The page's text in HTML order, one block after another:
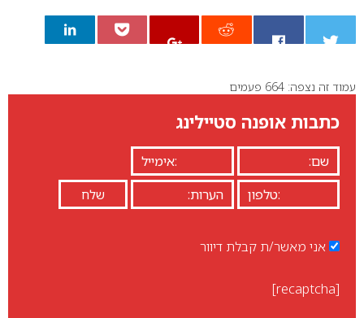
0
עמוד זה נצפה: 664 פעמים
כתבות אופנה סטיילינג
אני מאשר/ת קבלת דיוור
[recaptcha]